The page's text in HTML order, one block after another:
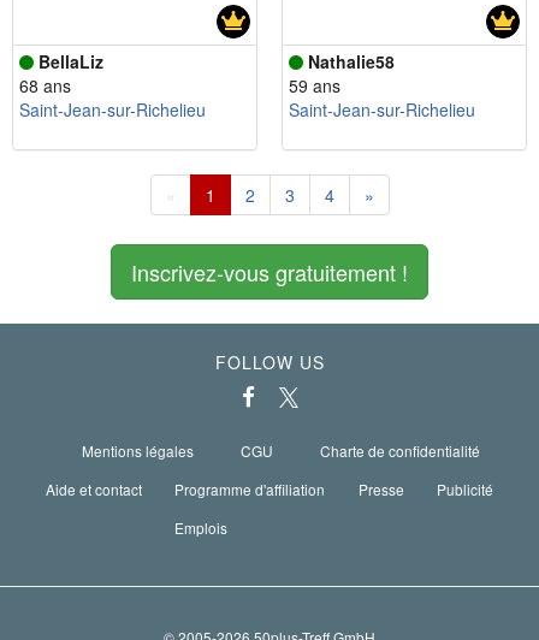
BellaLiz
68 ans
Saint-Jean-sur-Richelieu
Nathalie58
59 ans
Saint-Jean-sur-Richelieu
« 1 2 3 4 »
Inscrivez-vous gratuitement !
FOLLOW US
Mentions légales CGU
Charte de confidentialité
Aide et contact
Programme d'affiliation Presse
Publicité
Emplois